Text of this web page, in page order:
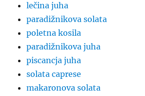
lečina juha
paradižnikova solata
poletna kosila
paradižnikova juha
piscancja juha
solata caprese
makaronova solata